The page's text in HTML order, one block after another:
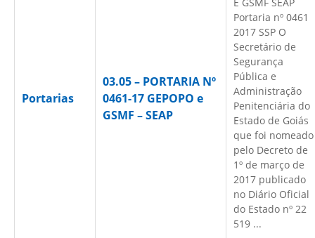
Portarias
03.05 – PORTARIA Nº
0461-17 GEPOPO e
GSMF – SEAP
Portaria nº 0461
2017 SSP O
Secretário de
Segurança
Pública e
Administração
Penitenciária do
Estado de Goiás
que foi nomeado
pelo Decreto de
1º de março de
2017 publicado
no Diário Oficial
do Estado nº 22
519 ...